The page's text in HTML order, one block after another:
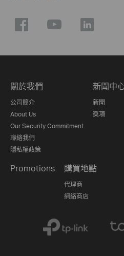
關於我們
公司簡介
About Us
Our Security Commitment
聯絡我們
隱私權政策
新聞中
新聞
獎項
Promotions 購買地點
代理商
網絡商店